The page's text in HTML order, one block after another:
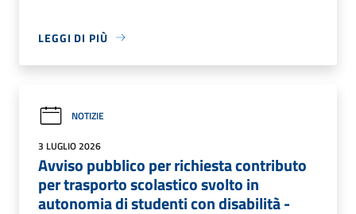
LEGGI DI PIÙ
NOTIZIE
3 LUGLIO 2026
Avviso pubblico per richiesta contributo
per trasporto scolastico svolto in
autonomia di studenti con disabilità -